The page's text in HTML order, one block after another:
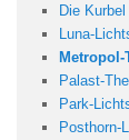
Die Kurbel
Luna-
Metropol-
Palast-
Park-
Posthorn-